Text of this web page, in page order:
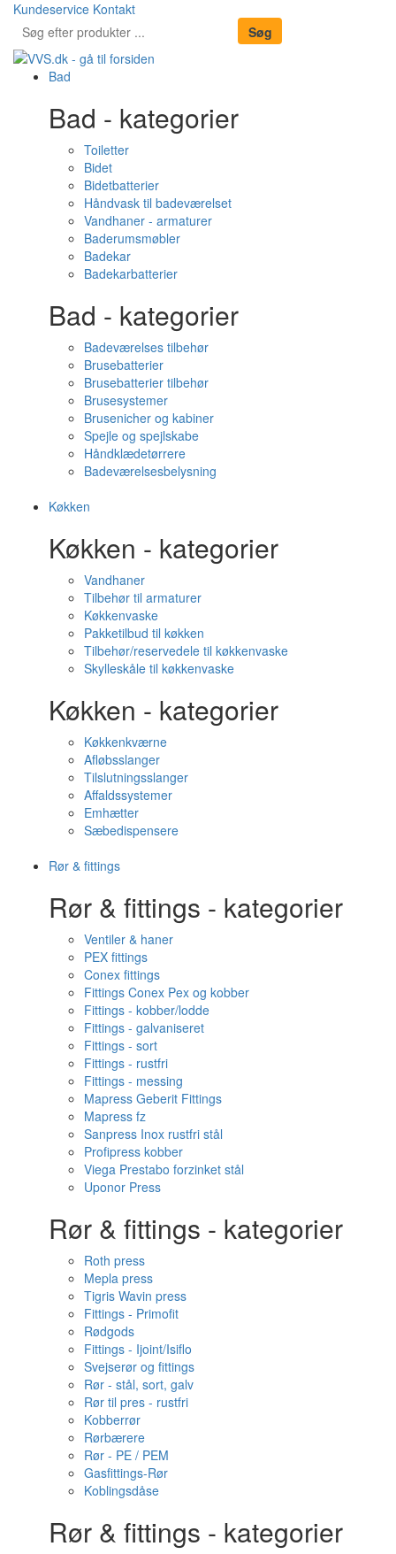
Kundeservice Kontakt
Bad
Bad - kategorier
Toiletter
Bidet
Bidetbatterier
Håndvask til badeværelset
Vandhaner - armaturer
Baderumsmøbler
Badekar
Badekarbatterier
Bad - kategorier
Badeværelses tilbehør
Brusebatterier
Brusebatterier tilbehør
Brusesystemer
Brusenicher og kabiner
Spejle og spejlskabe
Håndklædetørrere
Badeværelsesbelysning
Køkken
Køkken - kategorier
Vandhaner
Tilbehør til armaturer
Køkkenvaske
Pakketilbud til køkken
Tilbehør/reservedele til køkkenvaske
Skylleskåle til køkkenvaske
Køkken - kategorier
Køkkenkværne
Afløbsslanger
Tilslutningsslanger
Affaldssystemer
Emhætter
Sæbedispensere
Rør & fittings
Rør & fittings - kategorier
Ventiler & haner
PEX fittings
Conex fittings
Fittings Conex Pex og kobber
Fittings - kobber/lodde
Fittings - galvaniseret
Fittings - sort
Fittings - rustfri
Fittings - messing
Mapress Geberit Fittings
Mapress fz
Sanpress Inox rustfri stål
Profipress kobber
Viega Prestabo forzinket stål
Uponor Press
Rør & fittings - kategorier
Roth press
Mepla press
Tigris Wavin press
Fittings - Primofit
Rødgods
Fittings - Ijoint/Isiflo
Svejserør og fittings
Rør - stål, sort, galv
Rør til pres - rustfri
Kobberrør
Rørbærere
Rør - PE / PEM
Gasfittings-Rør
Koblingsdåse
Rør & fittings - kategorier